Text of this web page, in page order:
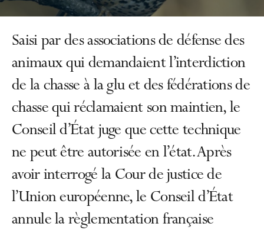
Saisi par des associations de défense des
animaux qui demandaient l’interdiction
de la chasse à la glu et des fédérations de
chasse qui réclamaient son maintien, le
Conseil d’État juge que cette technique
ne peut être autorisée en l’état. Après
avoir interrogé la Cour de justice de
l’Union européenne, le Conseil d’État
annule la règlementation française